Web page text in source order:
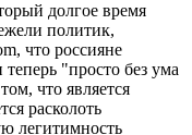
долгое время
политик,
что россияне
"просто без ума
что является
расколоть
легитимность